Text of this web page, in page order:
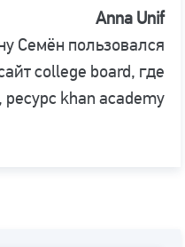
Anna Unif
Семён пользовался
college board, где
khan academy